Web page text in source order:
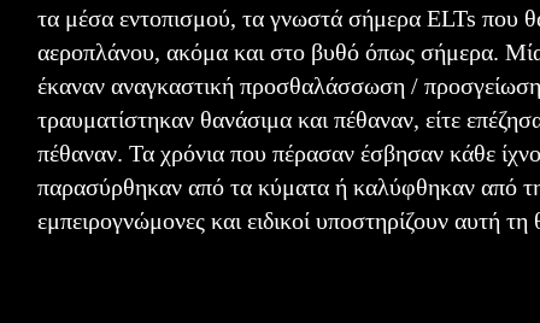
τα μέσα εντοπισμού, τα γνωστά σήμερα ELTs που
αεροπλάνου, ακόμα και στο βυθό όπως σήμερα. Μία
έκαναν αναγκαστική προσθαλάσσωση /
τραυματίστηκαν θανάσιμα και πέθαναν, είτε
πέθαναν. Τα χρόνια που πέρασαν έσβησαν κάθε
παρασύρθηκαν από τα κύματα ή καλύφθηκαν από
εμπειρογνώμονες και ειδικοί υποστηρίζουν αυτή